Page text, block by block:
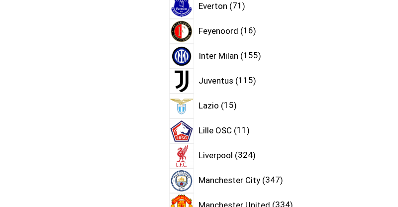
Everton 71
Feyenoord 16
Inter Milan 155
Juventus 115
Lazio 15
Lille OSC 11
Liverpool 324
Manchester City 347
Manchester United 334